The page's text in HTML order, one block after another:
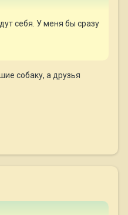
себя. У меня бы сразу
собаку, а друзья